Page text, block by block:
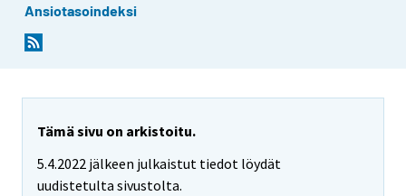
Ansiotasoindeksi
Tämä sivu on arkistoitu.
5.4.2022 jälkeen julkaistut tiedot löydät
uudistetulta sivustolta.